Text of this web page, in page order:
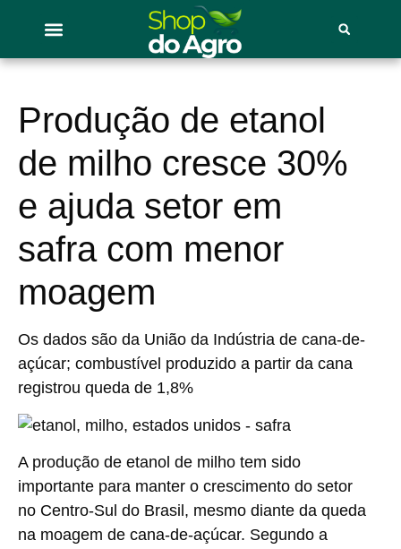
Produção de etanol
de milho cresce 30%
e ajuda setor em
safra com menor
moagem
Os dados são da União da Indústria de cana-de-
açúcar; combustível produzido a partir da cana
registrou queda de 1,8%
A produção de etanol de milho tem sido
importante para manter o crescimento do setor
no Centro-Sul do Brasil, mesmo diante da queda
na moagem de cana-de-açúcar. Segundo a